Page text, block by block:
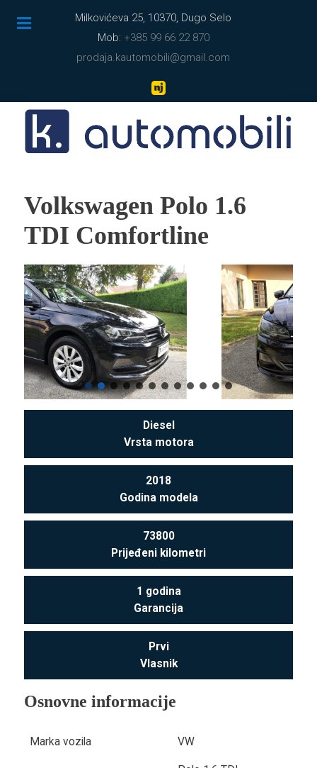
Milkovićeva 25, 10370, Dugo Selo
Mob: +385 99 66 22 870
prodaja.kautomobili@gmail.com
Volkswagen Polo 1.6
TDI Comfortline
Diesel
Vrsta motora
2018
Godina modela
73800
Prijeđeni kilometri
1 godina
Garancija
Prvi
Vlasnik
Osnovne informacije
Marka vozila VW